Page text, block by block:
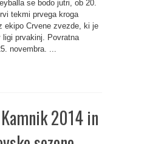
se bodo jutri, ob 20.
tekmi prvega kroga
ekipo Crvene zvezde, ki je
prvakinj. Povratna
novembra. ...
2014 in